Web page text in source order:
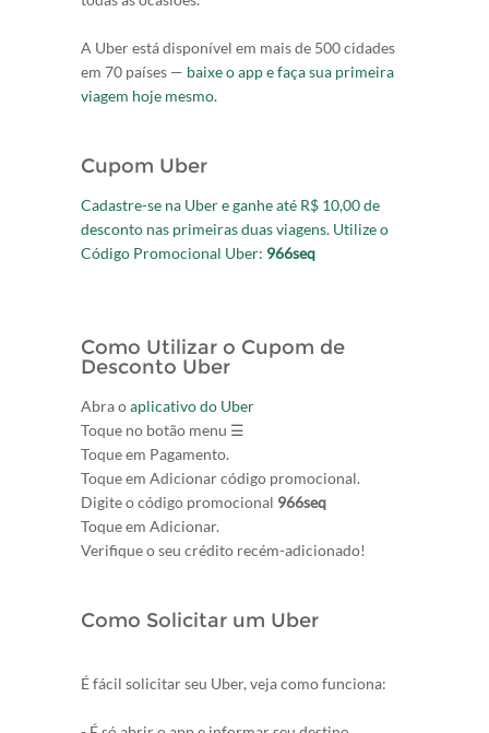
A Uber está disponível em mais de 500 cidades
em 70 países — baixe o app e faça sua primeira
viagem hoje mesmo.
Cupom Uber
Cadastre-se na Uber e ganhe até R$ 10,00 de
desconto nas primeiras duas viagens. Utilize o
Código Promocional Uber: 966seq
Como Utilizar o Cupom de
Desconto Uber
Abra oaplicativo do Uber
Toque no botão menu ☰
Toque em Pagamento.
Toque em Adicionar código promocional.
Digite o código promocional 966seq
Toque em Adicionar.
Verifique o seu crédito recém-adicionado!
Como Solicitar um Uber
É fácil solicitar seu Uber, veja como funciona: